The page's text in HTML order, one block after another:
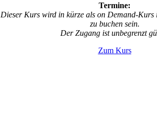
Termine:
Dieser Kurs wird in kürze als on Demand-Kurs
zu buchen sein.
Der Zugang ist unbegrenzt
Zum Kurs